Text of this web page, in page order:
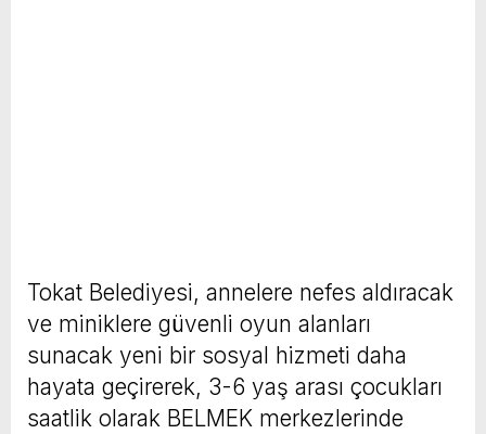
Tokat Belediyesi, annelere nefes aldıracak
ve miniklere güvenli oyun alanları
sunacak yeni bir sosyal hizmeti daha
hayata geçirerek, 3-6 yaş arası çocukları
saatlik olarak BELMEK merkezlerinde